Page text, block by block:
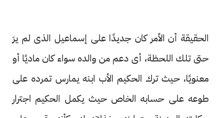
الحقيقة أن الأمر كان جديدًا على إسماعيل الذى لم يرَ
حتى تلك اللحظة، أى دعم من والده سواء كان ماديًا أو
معنويًا، حيث ترك الحكيم الأب ابنه يمارس تمرده على
طوعه على حسابه الخاص حيث يكمل الحكيم اجترار